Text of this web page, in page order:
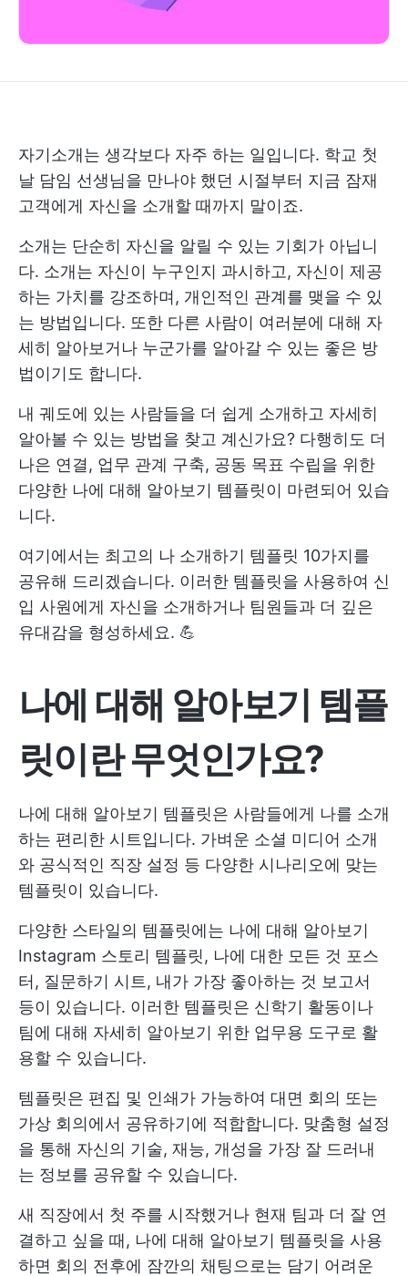
자기소개는 생각보다 자주 하는 일입니다. 학교 첫
날 담임 선생님을 만나야 했던 시절부터 지금 잠재
고객에게 자신을 소개할 때까지 말이죠.
소개는 단순히 자신을 알릴 수 있는 기회가 아닙니
다. 소개는 자신이 누구인지 과시하고, 자신이 제공
하는 가치를 강조하며, 개인적인 관계를 맺을 수 있
는 방법입니다. 또한 다른 사람이 여러분에 대해 자
세히 알아보거나 누군가를 알아갈 수 있는 좋은 방
법이기도 합니다.
내 궤도에 있는 사람들을 더 쉽게 소개하고 자세히
알아볼 수 있는 방법을 찾고 계신가요? 다행히도 더
나은 연결, 업무 관계 구축, 공동 목표 수립을 위한
다양한 나에 대해 알아보기 템플릿이 마련되어 있습
니다.
여기에서는 최고의 나 소개하기 템플릿 10가지를
공유해 드리겠습니다. 이러한 템플릿을 사용하여 신
입 사원에게 자신을 소개하거나 팀원들과 더 깊은
유대감을 형성하세요. 💪
나에 대해 알아보기 템플
릿이란 무엇인가요?
나에 대해 알아보기 템플릿은 사람들에게 나를 소개
하는 편리한 시트입니다. 가벼운 소셜 미디어 소개
와 공식적인 직장 설정 등 다양한 시나리오에 맞는
템플릿이 있습니다.
다양한 스타일의 템플릿에는 나에 대해 알아보기
Instagram 스토리 템플릿, 나에 대한 모든 것 포스
터, 질문하기 시트, 내가 가장 좋아하는 것 보고서
등이 있습니다. 이러한 템플릿은 신학기 활동이나
팀에 대해 자세히 알아보기 위한 업무용 도구로 활
용할 수 있습니다.
템플릿은 편집 및 인쇄가 가능하여 대면 회의 또는
가상 회의에서 공유하기에 적합합니다. 맞춤형 설정
을 통해 자신의 기술, 재능, 개성을 가장 잘 드러내
는 정보를 공유할 수 있습니다.
새 직장에서 첫 주를 시작했거나 현재 팀과 더 잘 연
결하고 싶을 때, 나에 대해 알아보기 템플릿을 사용
하면 회의 전후에 잠깐의 채팅으로는 담기 어려운